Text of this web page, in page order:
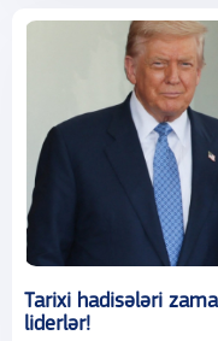
Tarixi hadisələri
liderlər!